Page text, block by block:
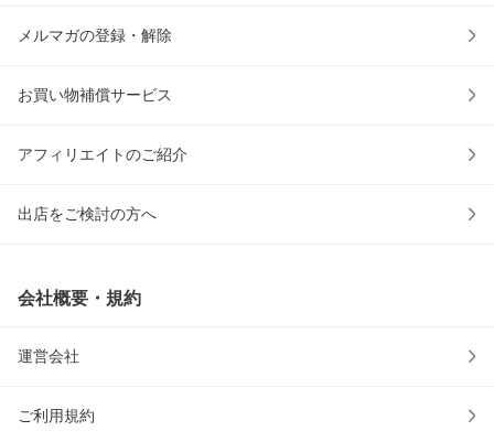
メルマガの登録・解除
お買い物補償サービス
アフィリエイトのご紹介
出店をご検討の方へ
会社概要・規約
運営会社
ご利用規約